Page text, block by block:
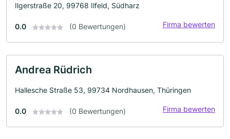
Ilgerstraße 20, 99768 Ilfeld, Südharz
0.0 (0 Bewertungen) Firma bewerten
Andrea Rüdrich
Hallesche Straße 53, 99734 Nordhausen, Thüringen
0.0 (0 Bewertungen) Firma bewerten